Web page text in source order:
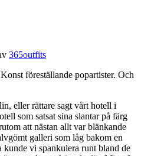
365outfits
föreställande popartister. Och
eller rättare sagt vårt hotell i
som satsat sina slantar på färg
att nästan allt var blänkande
galleri som låg bakom en
kunde vi spankulera runt bland de